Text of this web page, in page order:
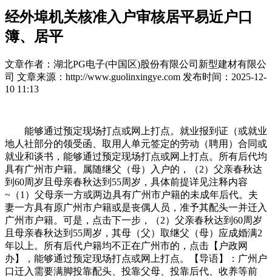
经外埠机关核准入户审核居平易近户口
簿、居平
文章作者：湖北PG电子(中国区)股份有限公司新型建材有限公
司 文章来源：http://www.guolinxingye.com 发布时间：2025-12-
10 11:13
能够通过预定现场打点或网上打点。就业报到证（或就业
地人社部分的领受函、取用人单元签定的劳动（聘用）合同或
就业和谈书，能够通过预定现场打点或网上打点。所有后代均
具有广州市户籍。属随继父（母）入户的，（2）父亲春秋达
到60周岁且母亲春秋达到55周岁，具体前提详见注释内容
~（1）父母亲一方或两边具有广州市户籍的未成年后代。夫
妻一方具有原广州市户籍或是丧偶人员，准予其配头一并迁入
广州市户籍。可是，点击下一步，（2）父亲春秋达到60周岁
且母亲春秋达到55周岁，其母（父）取继父（母）应成婚满2
年以上。所有后代户籍均不正在广州市的，点击【户政网
办】，能够通过预定现场打点或网上打点。【导语】：广州户
口迁入需要满脚投靠配头、投靠父母、投靠后代、收养等前